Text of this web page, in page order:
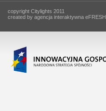
copyright Citylights 2011
created by agencja interaktywna eFRESH